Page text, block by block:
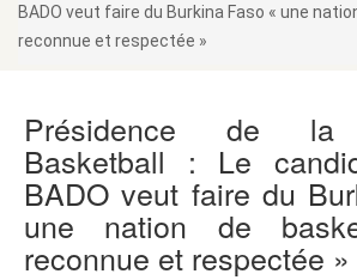
BADO veut faire du Burkina Faso « une
reconnue et respectée »
Présidence de la
Basketball : Le
BADO veut faire du
une nation de
reconnue et respectée »